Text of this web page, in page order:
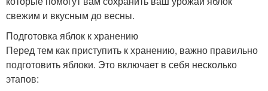
свежим и вкусным до весны.
Подготовка яблок к хранению
Перед тем как приступить к хранению, важно правильно
подготовить яблоки. Это включает в себя несколько
этапов: